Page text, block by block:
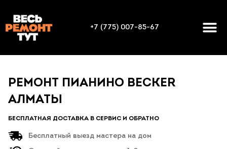
+7 (775) 007-85-67
РЕМОНТ ПИАНИНО BECKER
АЛМАТЫ
БЕСПЛАТНАЯ ДОСТАВКА В СЕРВИС И ОБРАТНО
Бесплатный выезд мастера на дом